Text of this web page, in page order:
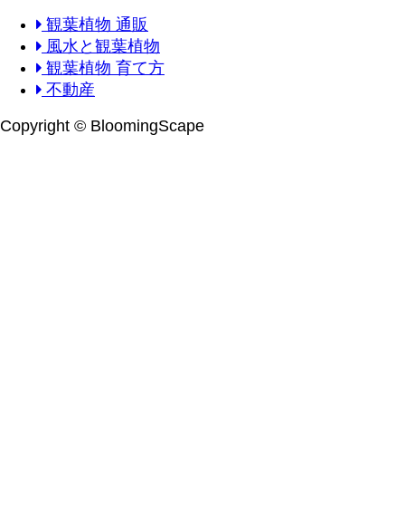
観葉植物 通販
風水と観葉植物
観葉植物 育て方
不動産
Copyright © BloomingScape